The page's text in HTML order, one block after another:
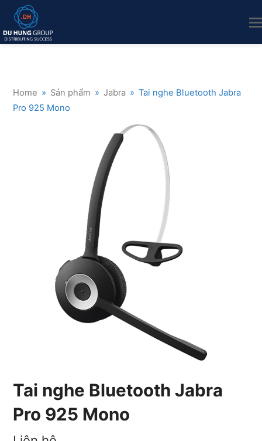
Home » Sản phẩm » Jabra » Tai nghe Bluetooth Jabra
Pro 925 Mono
Tai nghe Bluetooth Jabra
Pro 925 Mono